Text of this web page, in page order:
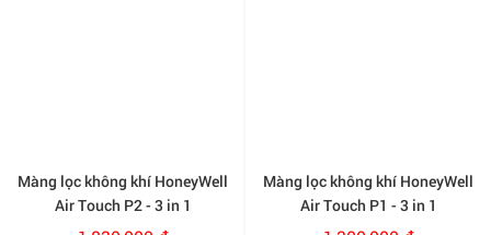
Màng lọc không khí HoneyWell
Air Touch P2 - 3 in 1
Compound Filter
Màng lọc không khí HoneyWell
Air Touch P1 - 3 in 1
Compound Filter